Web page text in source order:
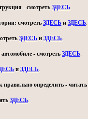
- смотреть ЗДЕСЬ.
смотреть ЗДЕСЬ и ЗДЕСЬ.
ЗДЕСЬ и ЗДЕСЬ.
- смотреть ЗДЕСЬ.
и ЗДЕСЬ.
определить - читать
ЗДЕСЬ.